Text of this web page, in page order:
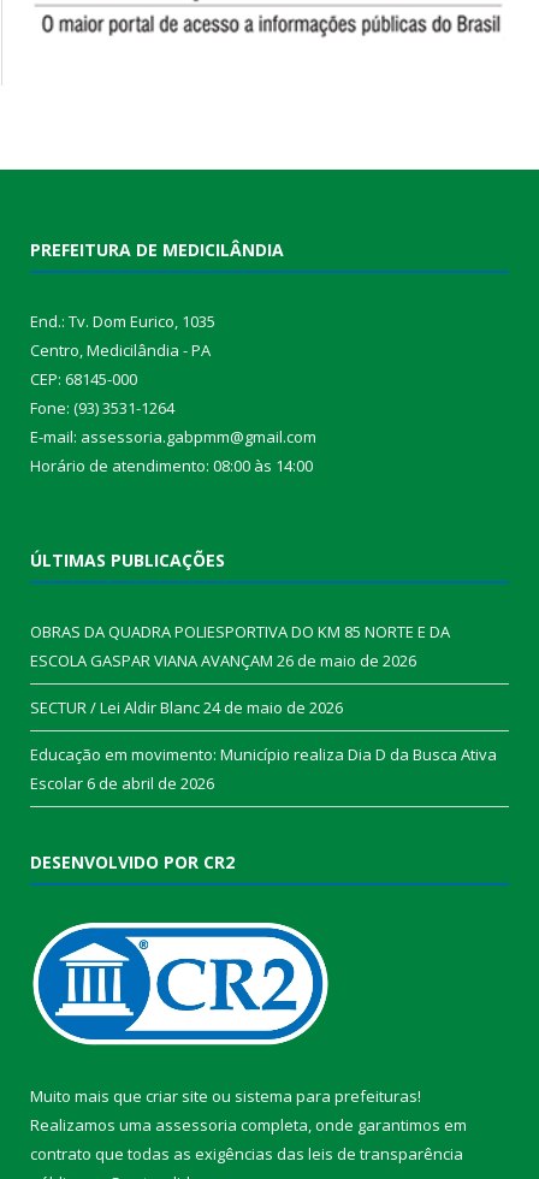
PREFEITURA DE MEDICILÂNDIA
End.: Tv. Dom Eurico, 1035
Centro, Medicilândia - PA
CEP: 68145-000
Fone: (93) 3531-1264
E-mail: assessoria.gabpmm@gmail.com
Horário de atendimento: 08:00 às 14:00
ÚLTIMAS PUBLICAÇÕES
OBRAS DA QUADRA POLIESPORTIVA DO KM 85 NORTE E DA
ESCOLA GASPAR VIANA AVANÇAM 26 de maio de 2026
SECTUR / Lei Aldir Blanc24 de maio de 2026
Educação em movimento: Município realiza Dia D da Busca Ativa
Escolar6 de abril de 2026
DESENVOLVIDO POR CR2
Muito mais que criar site ou sistema para prefeituras!
Realizamos uma assessoria completa, onde garantimos em
contrato que todas as exigências das leis de transparência